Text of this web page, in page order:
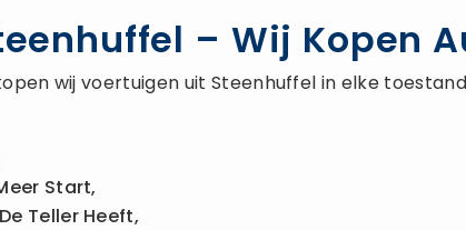
– Wij Kopen
wij voertuigen uit Steenhuffel in elke
Start,
Teller Heeft,